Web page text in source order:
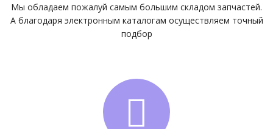
Мы обладаем пожалуй самым большим складом запчастей.
А благодаря электронным каталогам осуществляем точный
подбор